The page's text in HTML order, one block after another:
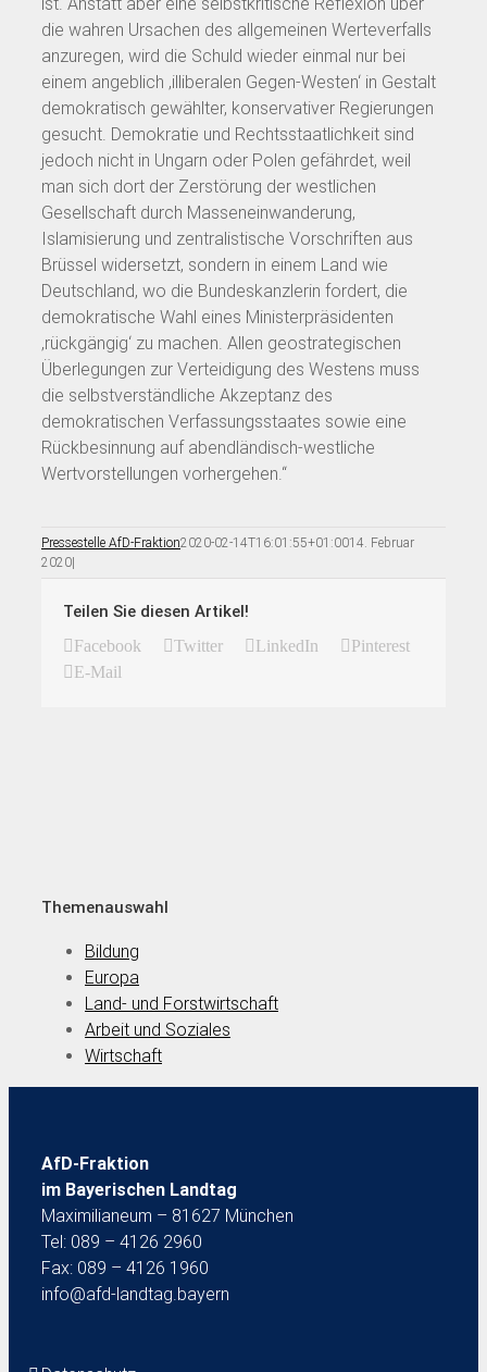
die wahren Ursachen des allgemeinen Werteverfalls
anzuregen, wird die Schuld wieder einmal nur bei
einem angeblich ‚illiberalen Gegen-Westen‘ in Gestalt
demokratisch gewählter, konservativer Regierungen
gesucht. Demokratie und Rechtsstaatlichkeit sind
jedoch nicht in Ungarn oder Polen gefährdet, weil
man sich dort der Zerstörung der westlichen
Gesellschaft durch Masseneinwanderung,
Islamisierung und zentralistische Vorschriften aus
Brüssel widersetzt, sondern in einem Land wie
Deutschland, wo die Bundeskanzlerin fordert, die
demokratische Wahl eines Ministerpräsidenten
‚rückgängig‘ zu machen. Allen geostrategischen
Überlegungen zur Verteidigung des Westens muss
die selbstverständliche Akzeptanz des
demokratischen Verfassungsstaates sowie eine
Rückbesinnung auf abendländisch-westliche
Wertvorstellungen vorhergehen.“
Pressestelle AfD-Fraktion2020-02-14T16:01:55+01:0014. Februar
2020|
Teilen Sie diesen Artikel!
Facebook Twitter LinkedIn
Pinterest
E-Mail
Themenauswahl
Bildung
Europa
Land- und Forstwirtschaft
Arbeit und Soziales
Wirtschaft
AfD-Fraktion
im Bayerischen Landtag
Maximilianeum – 81627 München
Tel: 089 – 4126 2960
Fax: 089 – 4126 1960
info@afd-landtag.bayern